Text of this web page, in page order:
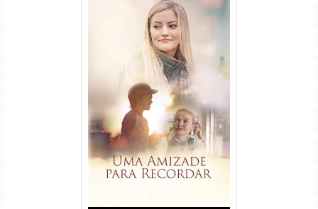
Uma Amizade para Recordar
Torrent (2025) WEB-DL 1080p
Dual Áudio